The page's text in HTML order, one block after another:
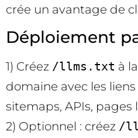
crée un avantage de
Déploiement
1) Créez /llms.txt à
domaine avec les
sitemaps, APIs, pages
2) Optionnel : créez /